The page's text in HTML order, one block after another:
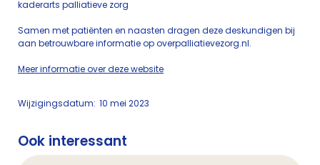
kaderarts palliatieve zorg
Samen met patiënten en naasten dragen deze deskundigen bij
aan betrouwbare informatie op overpalliatievezorg.nl.
Meer informatie over deze website
Wijzigingsdatum: 10 mei 2023
Ook interessant